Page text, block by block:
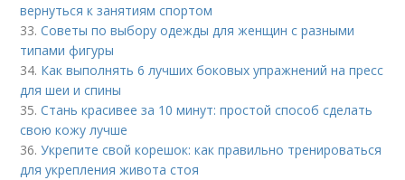
вернуться к занятиям спортом
33.Советы по выбору одежды для женщин с разными
типами фигуры
34. Как выполнять 6 лучших боковых упражнений на пресс
для шеи и спины
35.Стань красивее за 10 минут: простой способ сделать
свою кожу лучше
36.Укрепите свой корешок: как правильно тренироваться
для укрепления живота стоя